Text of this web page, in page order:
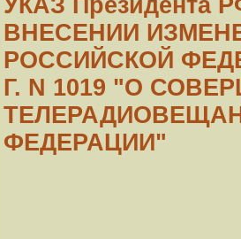
УКАЗ Президента
ВНЕСЕНИИ
РОССИЙСКОЙ
Г. N 1019 "О
ФЕДЕРАЦИИ"